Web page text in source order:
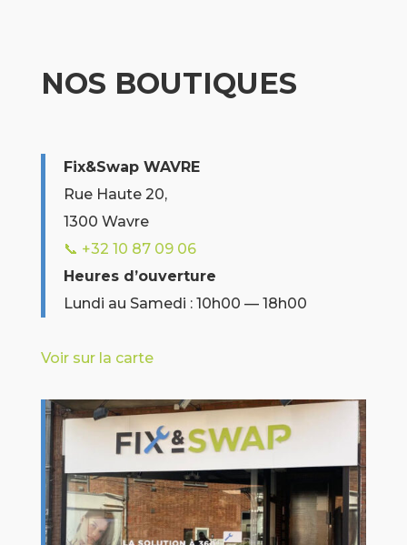
NOS BOUTIQUES
Fix&Swap WAVRE
Rue Haute 20,
1300 Wavre
📞 +32 10 87 09 06
Heures d’ouverture
Lundi au Samedi : 10h00 — 18h00
Voir sur la carte